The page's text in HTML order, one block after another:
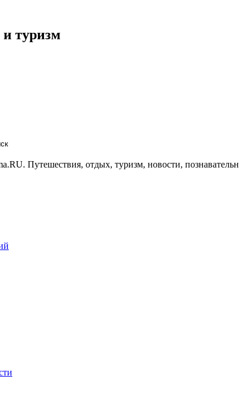
туризм
Путешествия, отдых, туризм, новости,